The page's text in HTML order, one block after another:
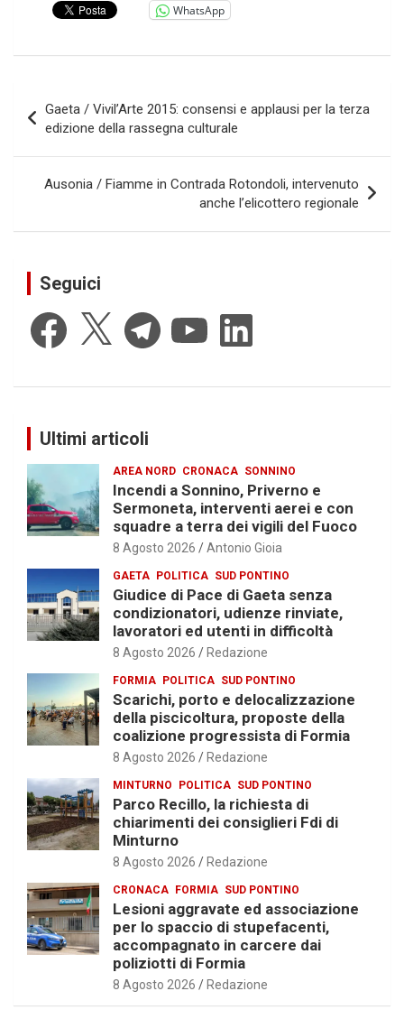
WhatsApp
articoli
Gaeta / Vivil’Arte 2015: consensi e applausi per la terza
edizione della rassegna culturale
Ausonia / Fiamme in Contrada Rotondoli, intervenuto
anche l’elicottero regionale
Seguici
Facebook Telegram YouTube LinkedIn
Ultimi articoli
AREA NORD CRONACA SONNINO
Incendi a Sonnino, Priverno e
Sermoneta, interventi aerei e con
squadre a terra dei vigili del Fuoco
8 Agosto 2026 Antonio Gioia
GAETA POLITICA SUD PONTINO
Giudice di Pace di Gaeta senza
condizionatori, udienze rinviate,
lavoratori ed utenti in difficoltà
8 Agosto 2026 Redazione
FORMIA POLITICA SUD PONTINO
Scarichi, porto e delocalizzazione
della piscicoltura, proposte della
coalizione progressista di Formia
8 Agosto 2026 Redazione
MINTURNO POLITICA SUD PONTINO
Parco Recillo, la richiesta di
chiarimenti dei consiglieri Fdi di
Minturno
8 Agosto 2026 Redazione
CRONACA FORMIA SUD PONTINO
Lesioni aggravate ed associazione
per lo spaccio di stupefacenti,
accompagnato in carcere dai
poliziotti di Formia
8 Agosto 2026 Redazione